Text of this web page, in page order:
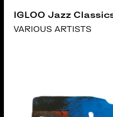
IGLOO Jazz
VARIOUS ARTISTS